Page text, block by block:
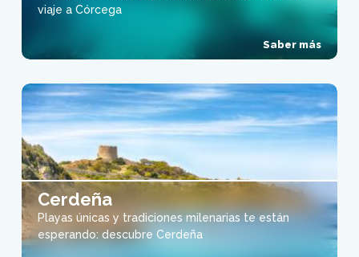
viaje a Córcega
Saber más
Cerdeña
Playas únicas y tradiciones milenarias te están
esperando: descubre Cerdeña